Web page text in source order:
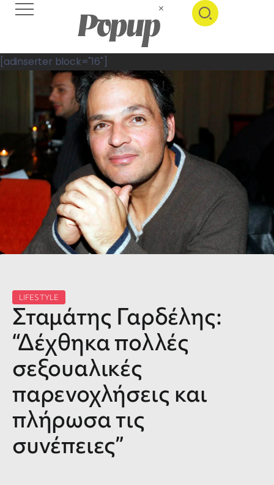
[adinserter block="16"]
LIFESTYLE
Σταμάτης Γαρδέλης:
“Δέχθηκα πολλές
σεξουαλικές
παρενοχλήσεις και
πλήρωσα τις
συνέπειες”